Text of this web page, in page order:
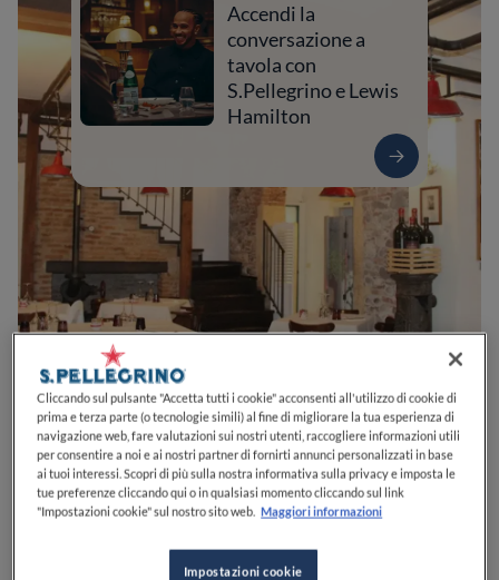
1 0 0 0 0
Accendi la
conversazione a
tavola con
S.Pellegrino e Lewis
Hamilton
Via Macello, 8 37121VeronaVRItalia
Cliccando sul pulsante "Accetta tutti i cookie" acconsenti all'utilizzo di cookie di
prima e terza parte (o tecnologie simili) al fine di migliorare la tua esperienza di
navigazione web, fare valutazioni sui nostri utenti, raccogliere informazioni utili
per consentire a noi e ai nostri partner di fornirti annunci personalizzati in base
ai tuoi interessi. Scopri di più sulla nostra informativa sulla privacy e imposta le
tue preferenze cliccando qui o in qualsiasi momento cliccando sul link
"Impostazioni cookie" sul nostro sito web. Maggiori informazioni
Impostazioni cookie